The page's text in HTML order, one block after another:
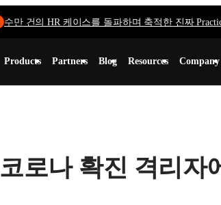
수만 건의 HR 케이스를 돌파하며 축적한 진짜
Products Partners Blog Resources Company
코로나 확진 격리자